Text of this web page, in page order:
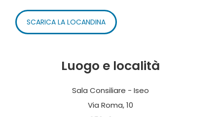
SCARICA LA LOCANDINA
Luogo e località
Sala Consiliare - Iseo
Via Roma, 10